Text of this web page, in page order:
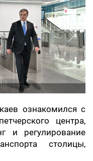
ознакомился с
центра,
и регулирование
столицы,